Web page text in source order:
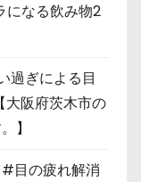
になる飲み物2
過ぎによる目
阪府茨木市の
】
目の疲れ解消